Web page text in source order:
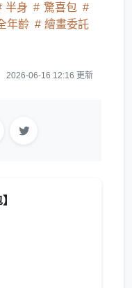
半身
驚喜包
年齡
繪畫委託
2026-06-16 12:16 更新